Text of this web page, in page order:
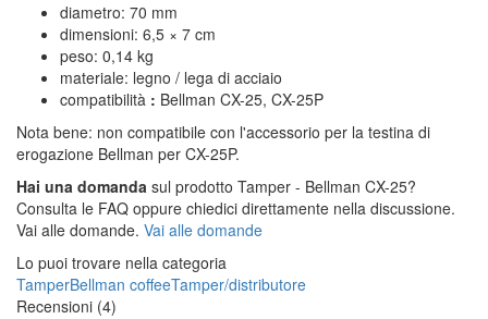
diametro: 70 mm
dimensioni: 6,5 × 7 cm
peso: 0,14 kg
materiale: legno / lega di acciaio
compatibilità : Bellman CX-25, CX-25P
Nota bene: non compatibile con l'accessorio per la testina di
erogazione Bellman per CX-25P.
Hai una domanda sul prodotto Tamper - Bellman CX-25?
Consulta le FAQ oppure chiedici direttamente nella discussione.
Vai alle domande. Vai alle domande
Lo puoi trovare nella categoria
TamperBellman coffeeTamper/distributore
Recensioni (4)